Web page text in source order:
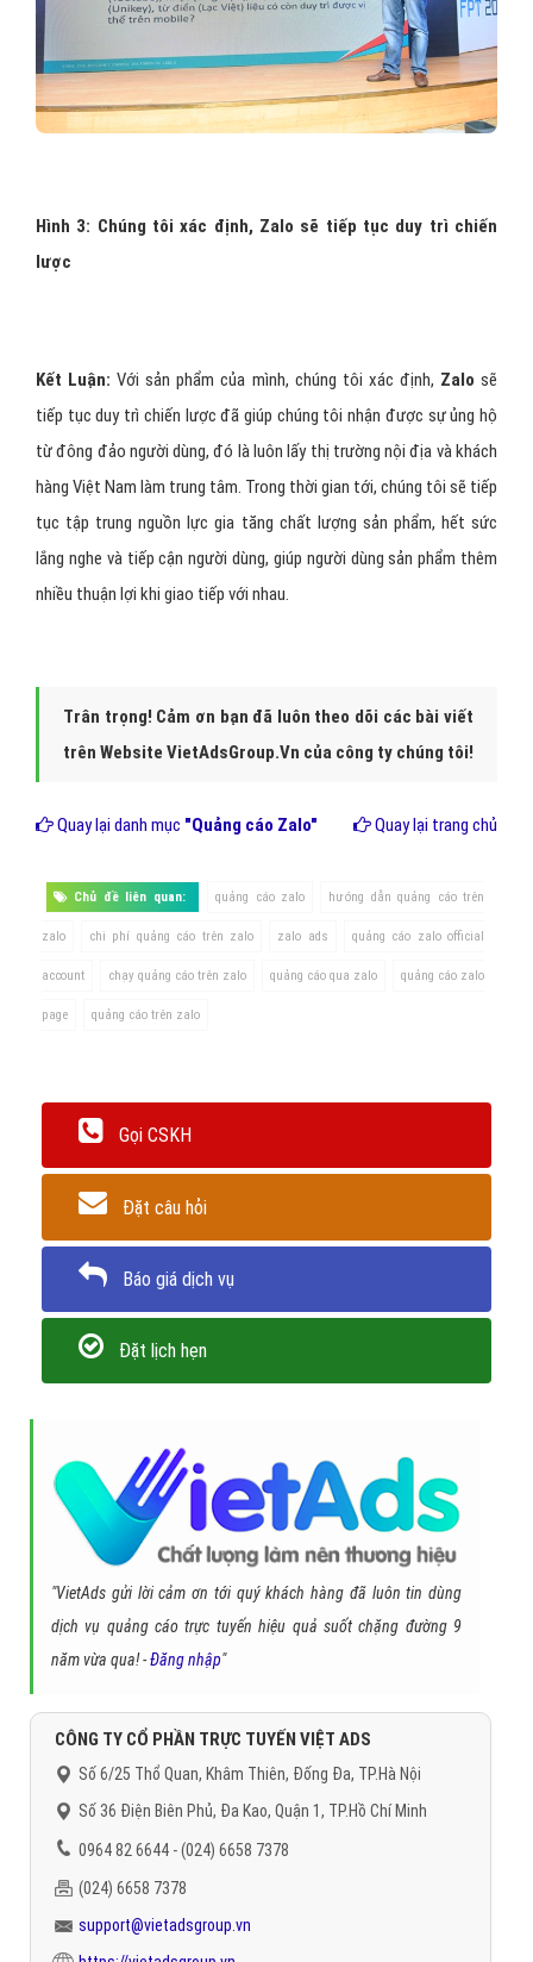
Tôi cho rằng, càng có nhiều ứng dụng OTT trên thị trường, thì
người dùng sẽ càng có lợi, bởi mỗi sản phẩm sẽ có những tính năng
độc đáo cũng như có thế mạnh riêng của mình.
Hình 3: Chúng tôi xác định, Zalo sẽ tiếp tục duy trì chiến
Kết Luận:Với sản phẩm của mình, chúng tôi xác định,Zalo
từ đông đảo người dùng, đó là luôn lấy thị trường nội địa và khách
tục tập trung nguồn lực gia tăng chất lượng sản phẩm, hết sức
lắng nghe và tiếp cận người dùng, giúp người dùng sản phẩm thêm
nhiều thuận lợi khi giao tiếp với nhau.
Trân trọng! Cảm ơn bạn đã luôn theo dõi các bài viết
trên Website VietAdsGroup.Vn của công ty chúng tôi!
Quay lại danh mục "Quảng cáo Zalo"
Chủ đề liên quan: quảng cáo zalo
zalo chi phí quảng cáo trên zalo zalo ads quảng cáo zalo official
account chạy quảng cáo trên zalo
Gọi CSKH
Đặt câu hỏi
Báo giá dịch vụ
Đặt lịch hẹn